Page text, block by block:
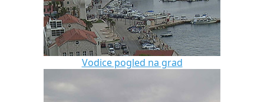
Vodice pogled na grad